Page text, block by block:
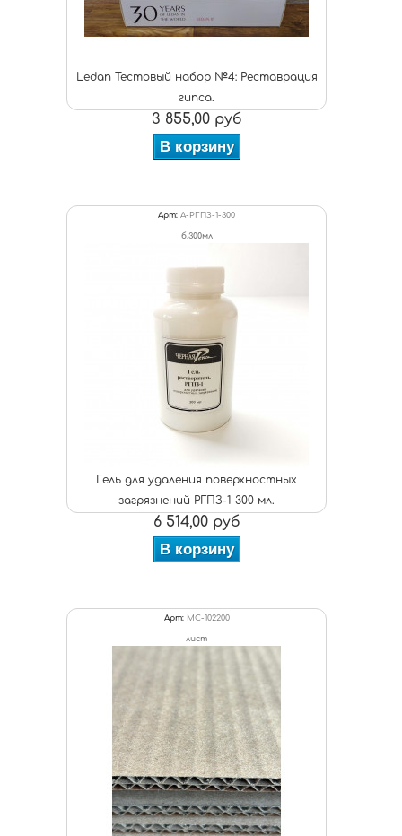
Ledan Тестовый набор №4: Реставрация
гипса.
3 855,00 руб
В корзину
Арт: А-РГПЗ-1-300
б.300мл
Гель для удаления поверхностных
загрязнений РГПЗ-1 300 мл.
6 514,00 руб
В корзину
Арт: МС-102200
лист